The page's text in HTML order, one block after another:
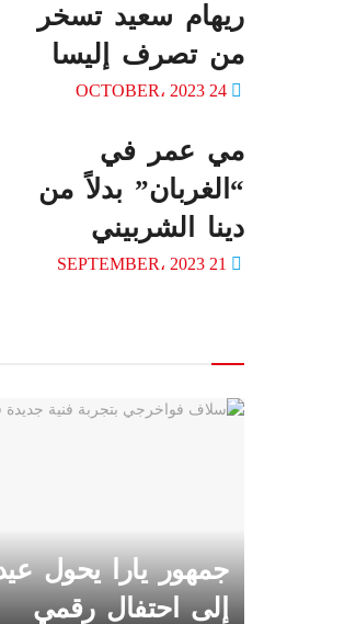
ريهام سعيد تسخر
من تصرف إليسا
مي عمر في
“الغربان” بدلاً من
دينا الشربيني
جمهور يارا يحول
إلى احتفال رقمي